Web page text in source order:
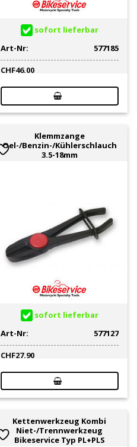
sofort lieferbar
Art-Nr:
577185
CHF46.00
Klemmzange
Oel-/Benzin-/Kühlerschlauch
3.5-18mm
sofort lieferbar
Art-Nr:
577127
CHF27.90
Kettenwerkzeug Kombi
Niet-/Trennwerkzeug
Bikeservice Typ PL+PLS